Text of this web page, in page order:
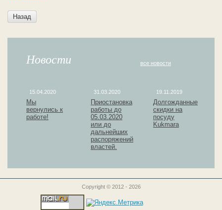
Назад
Новости все новости
15.04.2020
Мы
вернулись к
работе!
31.03.2020
Приостановка
работы до
05.03.2020
или до
дальнейших
распоряжений
властей.
19.11.2019
Долгожданные
скидки на
посуду
Kukmara
Copyright © 2012 - 2026